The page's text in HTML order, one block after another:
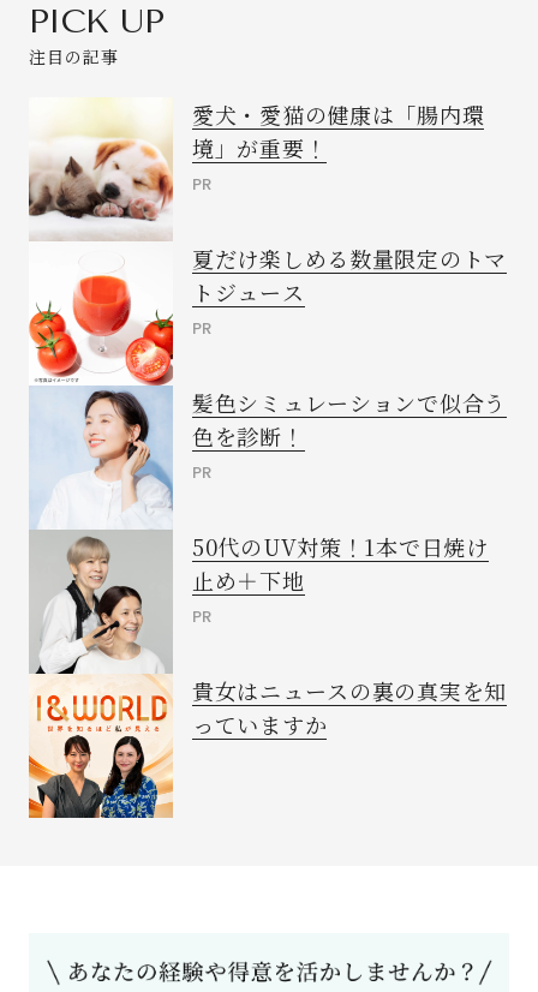
PICK UP
注目の記事
愛犬・愛猫の健康は「腸内環
境」が重要！
PR
夏だけ楽しめる数量限定のトマ
トジュース
PR
髪色シミュレーションで似合う
色を診断！
PR
50代のUV対策！1本で日焼け
止め＋下地
PR
貴女はニュースの裏の真実を知
っていますか